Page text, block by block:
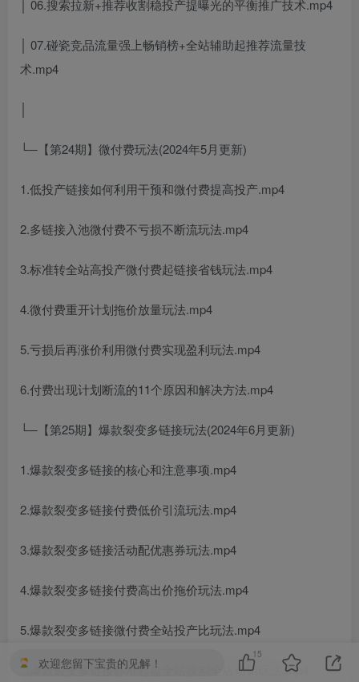
│ 06.搜索拉新+推荐收割稳投产提曝光的平衡推广技术.mp4
│ 07.碰瓷竞品流量强上畅销榜+全站辅助起推荐流量技
术.mp4
│
└─【第24期】微付费玩法(2024年5月更新)
1.低投产链接如何利用干预和微付费提高投产.mp4
2.多链接入池微付费不亏损不断流玩法.mp4
3.标准转全站高投产微付费起链接省钱玩法.mp4
4.微付费重开计划拖价放量玩法.mp4
5.亏损后再涨价利用微付费实现盈利玩法.mp4
6.付费出现计划断流的11个原因和解决方法.mp4
└─【第25期】爆款裂变多链接玩法(2024年6月更新)
1.爆款裂变多链接的核心和注意事项.mp4
2.爆款裂变多链接付费低价引流玩法.mp4
3.爆款裂变多链接活动配优惠券玩法.mp4
4.爆款裂变多链接付费高出价拖价玩法.mp4
5.爆款裂变多链接微付费全站投产比玩法.mp4
6.爆款裂变多链接标准起盘全站收割全店动销玩法.mp4
欢迎您留下宝贵的见解！
15